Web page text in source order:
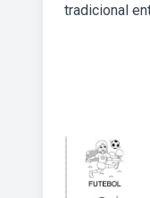
tradicional